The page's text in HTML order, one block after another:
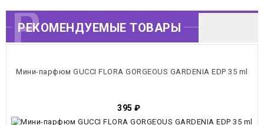
РЕКОМЕНДУЕМЫЕ
ТОВАРЫ
РЕКОМЕНДУЕМЫЕ ТОВАРЫ
Мини-парфюм GUCCI FLORA GORGEOUS GARDENIA EDP 35 ml
395 ₽